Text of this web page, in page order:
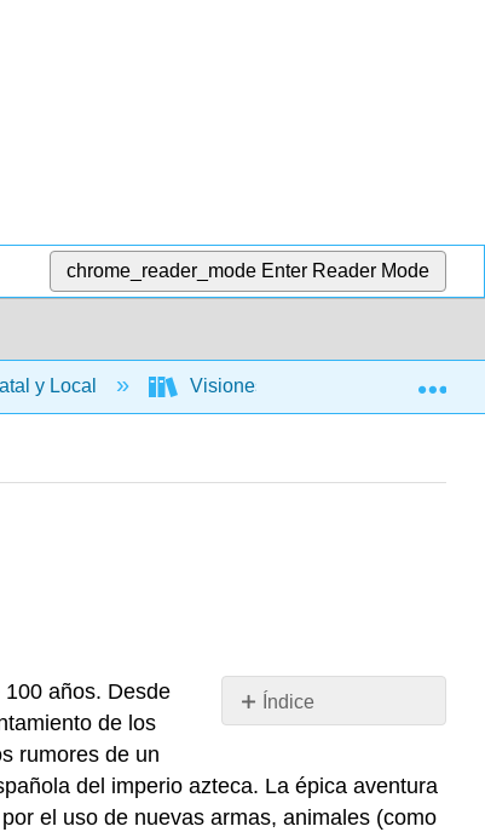
chrome_reader_mode Enter Reader Mode
y Local Visiones en competencia: una
Índice
española
de
años. Desde
de los
rumores de un
del imperio azteca. La épica aventura
el uso de nuevas armas, animales (como